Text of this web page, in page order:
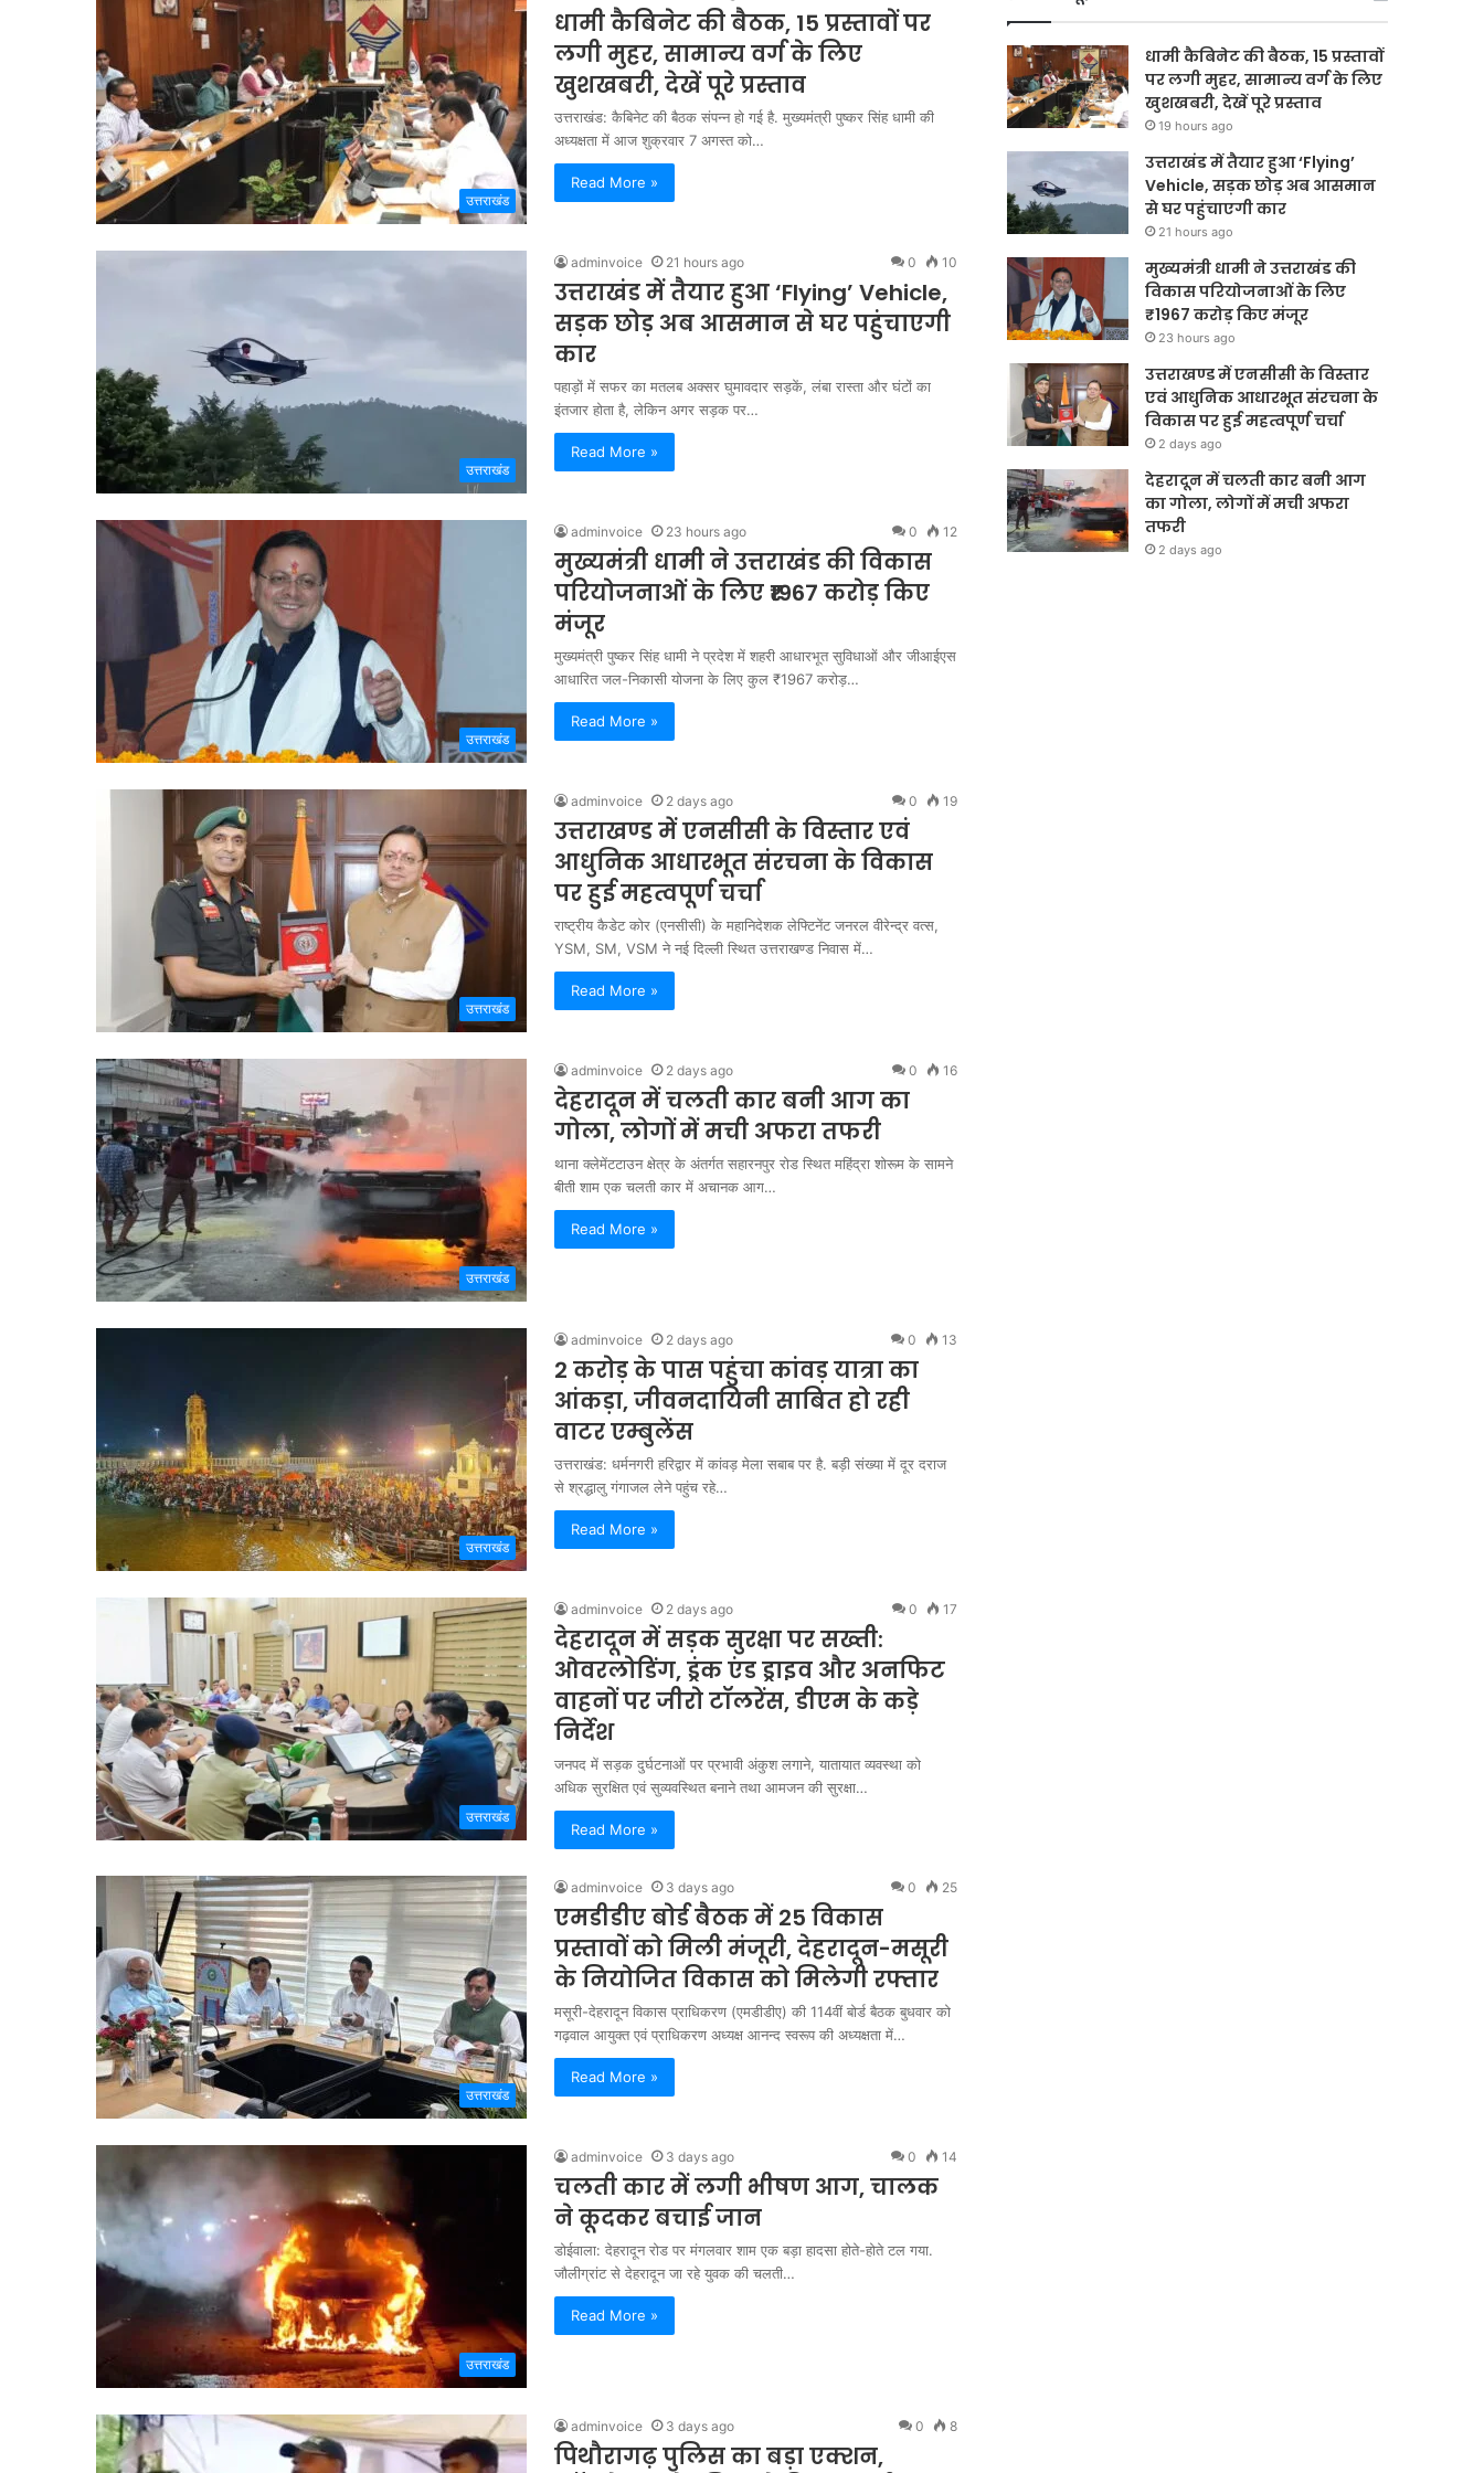
उत्तराखंड
धामी कैबिनेट की बैठक, 15 प्रस्तावों पर
लगी मुहर, सामान्य वर्ग के लिए
खुशखबरी, देखें पूरे प्रस्ताव
उत्तराखंड: कैबिनेट की बैठक संपन्न हो गई है. मुख्यमंत्री पुष्कर सिंह धामी की
अध्यक्षता में आज शुक्रवार 7 अगस्त को…
Read More »
उत्तराखंड
adminvoice 21 hours ago 0 10
उत्तराखंड में तैयार हुआ ‘Flying’ Vehicle,
सड़क छोड़ अब आसमान से घर पहुंचाएगी
कार
पहाड़ों में सफर का मतलब अक्सर घुमावदार सड़कें, लंबा रास्ता और घंटों का
इंतजार होता है, लेकिन अगर सड़क पर…
Read More »
उत्तराखंड
adminvoice 23 hours ago 0 12
मुख्यमंत्री धामी ने उत्तराखंड की विकास
परियोजनाओं के लिए ₹1967 करोड़ किए
मंजूर
मुख्यमंत्री पुष्कर सिंह धामी ने प्रदेश में शहरी आधारभूत सुविधाओं और जीआईएस
आधारित जल-निकासी योजना के लिए कुल ₹1967 करोड़…
Read More »
उत्तराखंड
adminvoice 2 days ago 0 19
उत्तराखण्ड में एनसीसी के विस्तार एवं
आधुनिक आधारभूत संरचना के विकास
पर हुई महत्वपूर्ण चर्चा
राष्ट्रीय कैडेट कोर (एनसीसी) के महानिदेशक लेफ्टिनेंट जनरल वीरेन्द्र वत्स,
YSM, SM, VSM ने नई दिल्ली स्थित उत्तराखण्ड निवास में…
Read More »
उत्तराखंड
adminvoice 2 days ago 0 16
देहरादून में चलती कार बनी आग का
गोला, लोगों में मची अफरा तफरी
थाना क्लेमेंटटाउन क्षेत्र के अंतर्गत सहारनपुर रोड स्थित महिंद्रा शोरूम के सामने
बीती शाम एक चलती कार में अचानक आग…
Read More »
उत्तराखंड
adminvoice 2 days ago 0 13
2 करोड़ के पास पहुंचा कांवड़ यात्रा का
आंकड़ा, जीवनदायिनी साबित हो रही
वाटर एम्बुलेंस
उत्तराखंड: धर्मनगरी हरिद्वार में कांवड़ मेला सबाब पर है. बड़ी संख्या में दूर दराज
से श्रद्धालु गंगाजल लेने पहुंच रहे…
Read More »
उत्तराखंड
adminvoice 2 days ago 0 17
देहरादून में सड़क सुरक्षा पर सख्ती:
ओवरलोडिंग, ड्रंक एंड ड्राइव और अनफिट
वाहनों पर जीरो टॉलरेंस, डीएम के कड़े
निर्देश
जनपद में सड़क दुर्घटनाओं पर प्रभावी अंकुश लगाने, यातायात व्यवस्था को
अधिक सुरक्षित एवं सुव्यवस्थित बनाने तथा आमजन की सुरक्षा…
Read More »
उत्तराखंड
adminvoice 3 days ago 0 25
एमडीडीए बोर्ड बैठक में 25 विकास
प्रस्तावों को मिली मंजूरी, देहरादून-मसूरी
के नियोजित विकास को मिलेगी रफ्तार
मसूरी-देहरादून विकास प्राधिकरण (एमडीडीए) की 114वीं बोर्ड बैठक बुधवार को
गढ़वाल आयुक्त एवं प्राधिकरण अध्यक्ष आनन्द स्वरूप की अध्यक्षता में…
Read More »
उत्तराखंड
adminvoice 3 days ago 0 14
चलती कार में लगी भीषण आग, चालक
ने कूदकर बचाई जान
डोईवाला: देहरादून रोड पर मंगलवार शाम एक बड़ा हादसा होते-होते टल गया.
जौलीग्रांट से देहरादून जा रहे युवक की चलती…
Read More »
adminvoice 3 days ago 0 8
पिथौरागढ़ पुलिस का बड़ा एक्शन,
धामी कैबिनेट की बैठक, 15 प्रस्तावों
पर लगी मुहर, सामान्य वर्ग के लिए
खुशखबरी, देखें पूरे प्रस्ताव
19 hours ago
उत्तराखंड में तैयार हुआ ‘Flying’
Vehicle, सड़क छोड़ अब आसमान
से घर पहुंचाएगी कार
21 hours ago
मुख्यमंत्री धामी ने उत्तराखंड की
विकास परियोजनाओं के लिए
₹1967 करोड़ किए मंजूर
23 hours ago
उत्तराखण्ड में एनसीसी के विस्तार
एवं आधुनिक आधारभूत संरचना के
विकास पर हुई महत्वपूर्ण चर्चा
2 days ago
देहरादून में चलती कार बनी आग
का गोला, लोगों में मची अफरा
तफरी
2 days ago